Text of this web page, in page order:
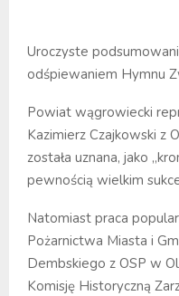
Uroczyste
odśpiewaniem Hymnu
Powiat wągrowiecki
Kazimierz Czajkowski z
została uznana, jako
pewnością wielkim
Natomiast praca
Pożarnictwa Miasta i
Dembskiego z OSP w
Komisję Historyczną